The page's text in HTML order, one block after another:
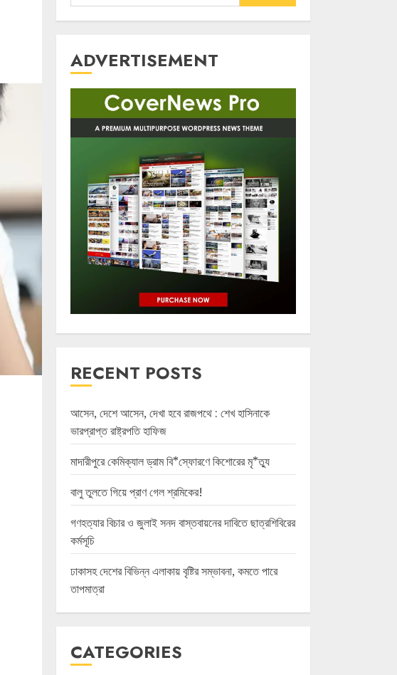
for:
ADVERTISEMENT
RECENT POSTS
আসেন, দেশে আসেন, দেখা হবে রাজপথে : শেখ হাসিনাকে
ভারপ্রাপ্ত রাষ্ট্রপতি হাফিজ
মাদারীপুরে কেমিক্যাল ড্রাম বি*স্ফোরণে কিশোরের মৃ*ত্যু
বালু তুলতে গিয়ে প্রাণ গেল শ্রমিকের!
গণহত্যার বিচার ও জুলাই সনদ বাস্তবায়নের দাবিতে ছাত্রশিবিরের
কর্মসূচি
ঢাকাসহ দেশের বিভিন্ন এলাকায় বৃষ্টির সম্ভাবনা, কমতে পারে
তাপমাত্রা
CATEGORIES